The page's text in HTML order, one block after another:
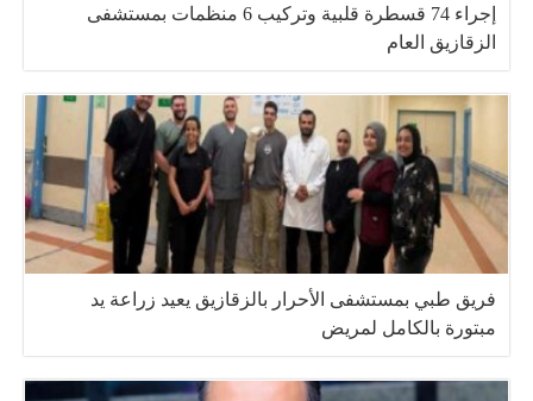
إجراء 74 قسطرة قلبية وتركيب 6 منظمات بمستشفى
الزقازيق العام
فريق طبي بمستشفى الأحرار بالزقازيق يعيد زراعة يد
مبتورة بالكامل لمريض